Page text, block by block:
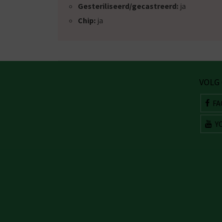
Gesteriliseerd/gecastreerd: ja
Chip: ja